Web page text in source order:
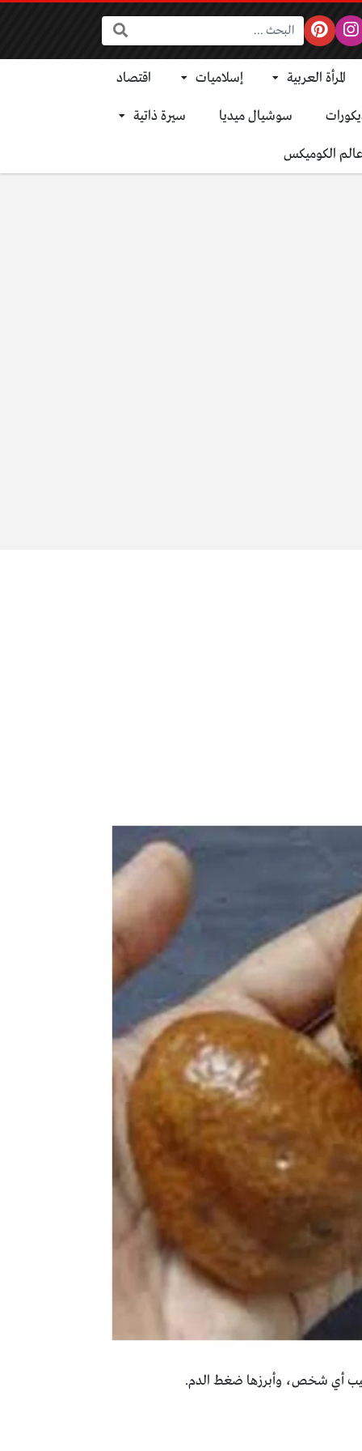
البحث:
المرأة العربية إسلاميات اقتصاد
سوشيال ميديا سيرة ذاتية
عالم الكوميكس
تصيب أي شخص، وأبرزها ضغط الدم.‏